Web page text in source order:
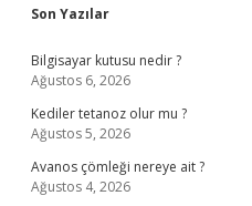
Sidebar
Son Yazılar
Bilgisayar kutusu nedir ?
Ağustos 6, 2026
Kediler tetanoz olur mu ?
Ağustos 5, 2026
Avanos çömleği nereye ait ?
Ağustos 4, 2026